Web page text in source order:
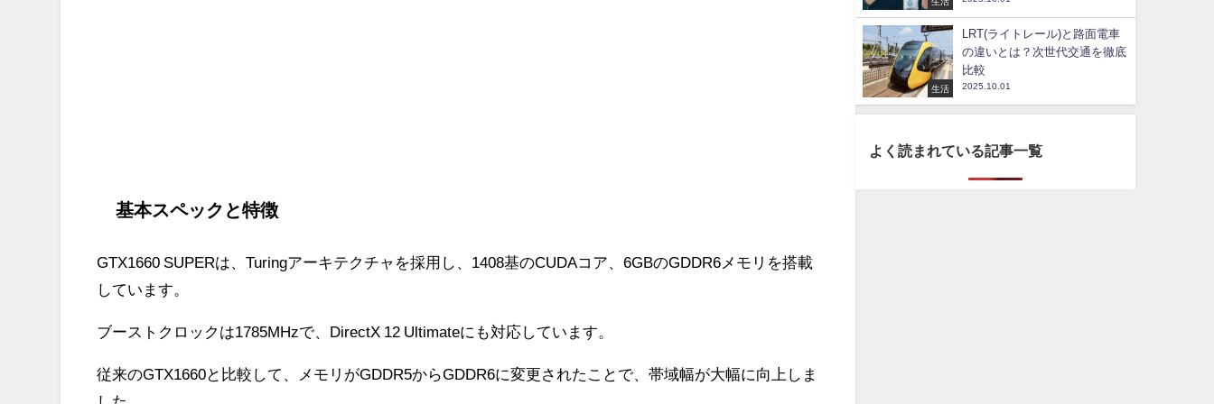
基本スペックと特徴
GTX1660 SUPERは、Turingアーキテクチャを採用し、1408基のCUDAコア、6GBのGDDR6メモリを搭載
しています。
ブーストクロックは1785MHzで、DirectX 12 Ultimateにも対応しています。
従来のGTX1660と比較して、メモリがGDDR5からGDDR6に変更されたことで、帯域幅が大幅に向上しま
した。
生活
LRT(ライトレール)と路面電車
の違いとは？次世代交通を徹底
比較
2025.10.01
よく読まれている記事一覧